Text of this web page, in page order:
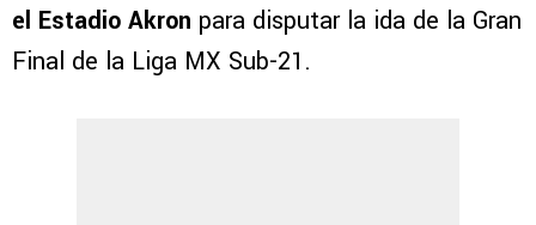
el Estadio Akron para disputar la ida de la Gran
Final de la Liga MX Sub-21.